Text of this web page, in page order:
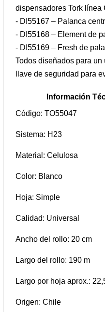
dispensadores Tork línea
- DI55167 – Palanca
- DI55168 – Element de
- DI55169 – Fresh de
Todos diseñados para un
llave de seguridad para
Información
Código: TO55047
Sistema: H23
Material: Celulosa
Color: Blanco
Hoja: Simple
Calidad: Universal
Ancho del rollo: 20 cm
Largo del rollo: 190 m
Largo por hoja aprox.:
Origen: Chile